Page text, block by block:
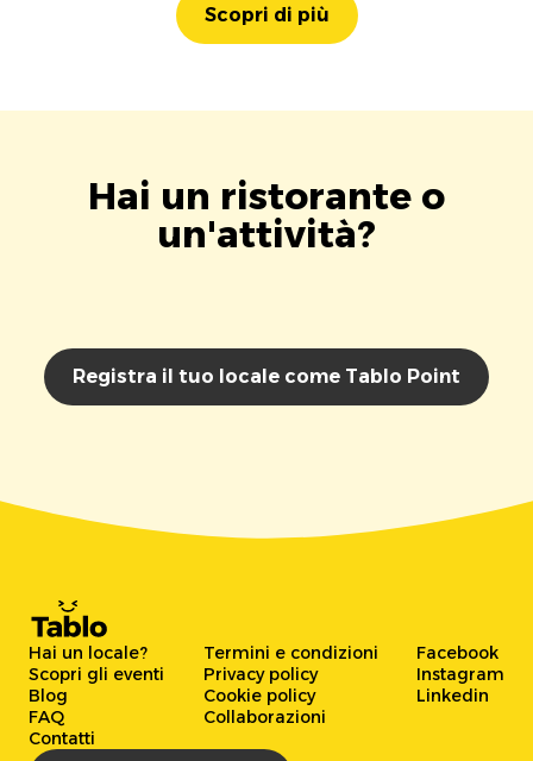
Scopri di più
Hai un ristorante o
un'attività?
Registra il tuo locale come Tablo Point
Hai un locale?
Scopri gli eventi
Blog
FAQ
Contatti
Termini e condizioni
Privacy policy
Cookie policy
Collaborazioni
Facebook
Instagram
Linkedin